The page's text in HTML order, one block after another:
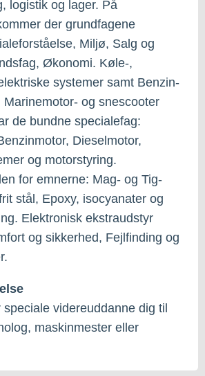
logistik og lager. På
der grundfagene
Miljø, Salg og
Økonomi. Køle-,
systemer samt Benzin-
Marinemotor- og snescooter
de bundne specialefag:
Dieselmotor,
og motorstyring.
for emnerne: Mag- og Tig-
stål, Epoxy, isocyanater og
Elektronisk ekstraudstyr
og sikkerhed, Fejlfinding og
speciale videreuddanne dig til
maskinmester eller